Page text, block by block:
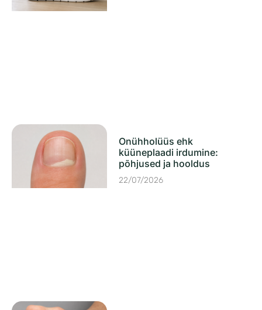
Onühholüüs ehk
küüneplaadi irdumine:
põhjused ja hooldus
22/07/2026